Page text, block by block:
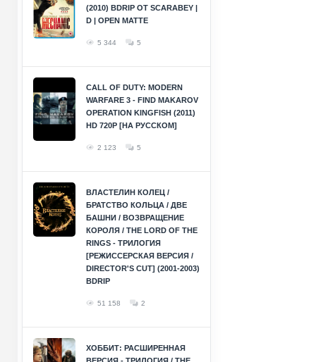
(2010) BDRIP ОТ SCARABEY |
D | OPEN MATTE
5 344 5
CALL OF DUTY: MODERN
WARFARE 3 - FIND MAKAROV
OPERATION KINGFISH (2011)
HD 720P [НА РУССКОМ]
2 123 5
ВЛАСТЕЛИН КОЛЕЦ /
БРАТСТВО КОЛЬЦА / ДВЕ
БАШНИ / ВОЗВРАЩЕНИЕ
КОРОЛЯ / THE LORD OF THE
RINGS - ТРИЛОГИЯ
[РЕЖИССЕРСКАЯ ВЕРСИЯ /
DIRECTOR'S CUT] (2001-2003)
BDRIP
51 158 2
ХОББИТ: РАСШИРЕННАЯ